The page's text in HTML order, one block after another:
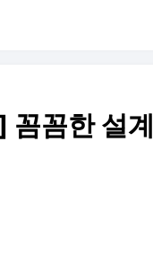
꼼한 설